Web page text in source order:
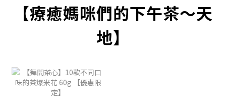
【療癒媽咪們的下午茶～天
地】